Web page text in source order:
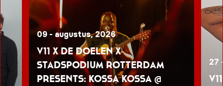
09 - augustus, 2026
V11 x De Doelen x
Stadspodium Rotterdam
presents: Kossa Kossa @
27